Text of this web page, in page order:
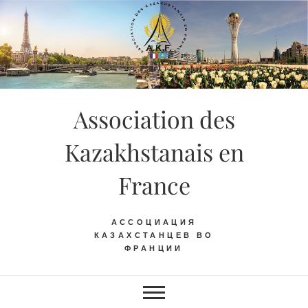
Skip
content
Association des
Kazakhstanais en
France
АССОЦИАЦИЯ
КАЗАХСТАНЦЕВ ВО
ФРАНЦИИ